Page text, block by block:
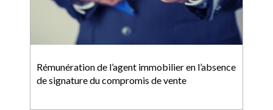
Rémunération de l’agent immobilier en l’absence
de signature du compromis de vente